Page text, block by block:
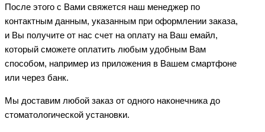
После этого с Вами свяжется наш менеджер по
контактным данным, указанным при оформлении заказа,
и Вы получите от нас счет на оплату на Ваш емайл,
который сможете оплатить любым удобным Вам
способом, например из приложения в Вашем смартфоне
или через банк.
Мы доставим любой заказ от одного наконечника до
стоматологической установки.